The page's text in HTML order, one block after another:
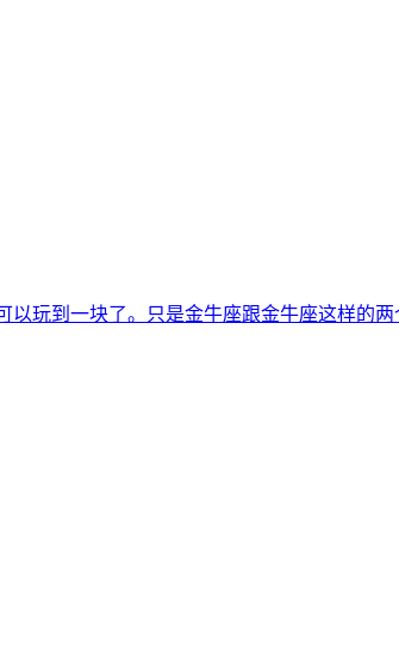
玩到一块了。只是金牛座跟金牛座这样的